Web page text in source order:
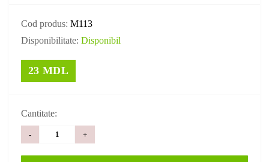
Cod produs: M113
Disponibilitate: Disponibil
23 MDL
Cantitate:
- +